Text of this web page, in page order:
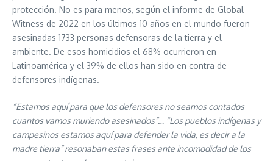
protección. No es para menos, según el informe de Global
Witness de 2022 en los últimos 10 años en el mundo fueron
asesinadas 1733 personas defensoras de la tierra y el
ambiente. De esos homicidios el 68% ocurrieron en
Latinoamérica y el 39% de ellos han sido en contra de
defensores indígenas.
“Estamos aquí para que los defensores no seamos contados
cuantos vamos muriendo asesinados”… “Los pueblos indígenas y
campesinos estamos aquí para defender la vida, es decir a la
madre tierra” resonaban estas frases ante incomodidad de los